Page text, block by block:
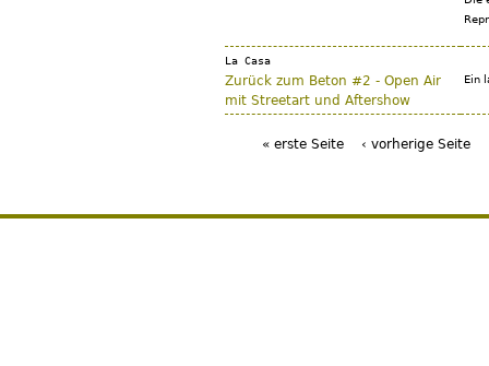
La Casa
Zurück zum Beton #2 - Open Air
mit Streetart und Aftershow
Ein
« erste Seite ‹ vorherige Seite